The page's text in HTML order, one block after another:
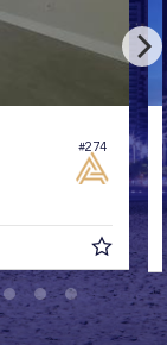
#274